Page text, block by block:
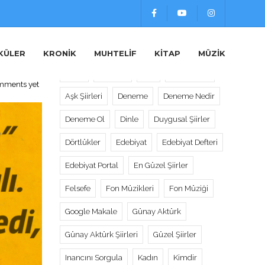
KRONIK MUHTELIF KITAP MÜZIK
yet
Aşk Şiirleri Deneme Deneme Nedir
Deneme Ol Dinle Duygusal Şiirler
Dörtlükler Edebiyat Edebiyat Defteri
Edebiyat Portal En Güzel Şiirler
Felsefe Fon Müzikleri Fon Müziği
Google Makale Günay Aktürk
Günay Aktürk Şiirleri Güzel Şiirler
Inancını Sorgula Kadın Kimdir